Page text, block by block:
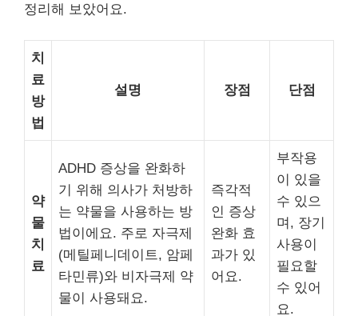
정리해 보았어요.
치
료
방
법
설명 장점 단점
약
물
치
료
ADHD 증상을 완화하
기 위해 의사가 처방하
는 약물을 사용하는 방
법이에요. 주로 자극제
(메틸페니데이트, 암페
타민류)와 비자극제 약
물이 사용돼요.
즉각적
인 증상
완화 효
과가 있
어요.
부작용
이 있을
수 있으
며, 장기
사용이
필요할
수 있어
요.